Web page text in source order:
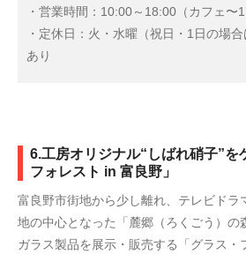
・営業時間：10:00～18:00（カフェ〜
・定休日：火・水曜（祝日・1日の場
あり
6.工房オリジナル“しばれ硝子”を
フォレスト in 富良野」
富良野市街地から少し離れ、テレビドラ
地の中心となった「麓郷（ろくごう）の
ガラス製品を展示・販売する「グラス・